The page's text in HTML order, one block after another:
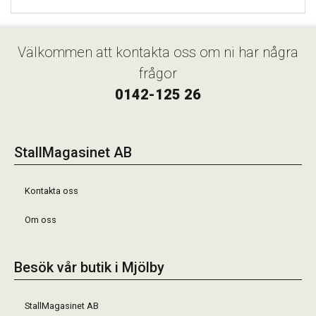
Välkommen att kontakta oss om ni har några
frågor
0142-125 26
StallMagasinet AB
Kontakta oss
Om oss
Besök vår butik i Mjölby
StallMagasinet AB